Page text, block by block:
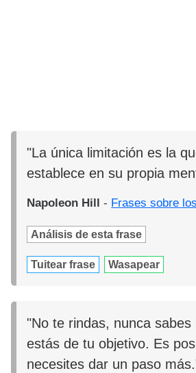
"La única limitación es la
establece en su propia
Napoleon Hill - Frases sobre
Análisis de esta frase
Tuitear frase Wasapear
"No te rindas, nunca sabes
estás de tu objetivo. Es
necesites dar un paso